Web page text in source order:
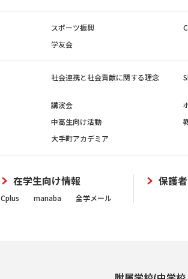
スポーツ振興
学友会
社会連携と社会貢献に関する理念
講演会
中高生向け活動
大手町アカデミア
在学生向け情報
Cplus manaba 全学メール
保護